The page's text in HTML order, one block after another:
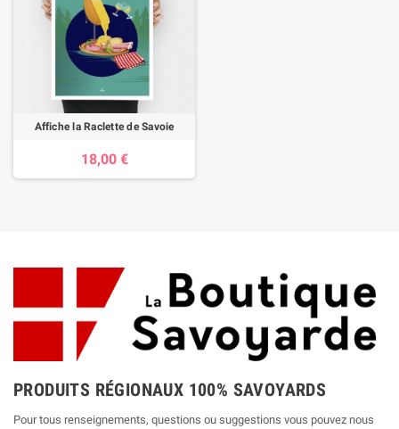
Affiche la Raclette de Savoie
18,00 €
PRODUITS RÉGIONAUX 100% SAVOYARDS
Pour tous renseignements, questions ou suggestions vous pouvez nous